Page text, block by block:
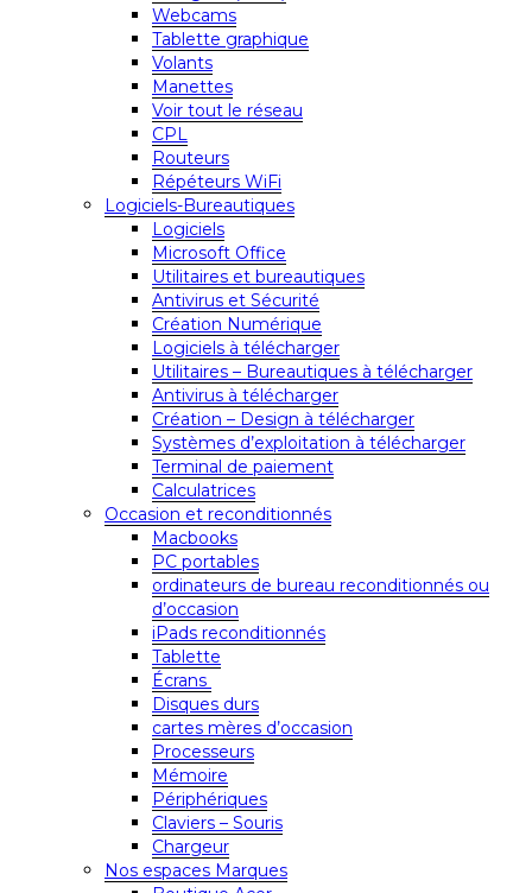
Webcams
Tablette graphique
Volants
Manettes
Voir tout le réseau
CPL
Routeurs
Répéteurs WiFi
Logiciels-Bureautiques
Logiciels
Microsoft Office
Utilitaires et bureautiques
Antivirus et Sécurité
Création Numérique
Logiciels à télécharger
Utilitaires – Bureautiques à télécharger
Antivirus à télécharger
Création – Design à télécharger
Systèmes d’exploitation à télécharger
Terminal de paiement
Calculatrices
Occasion et reconditionnés
Macbooks
PC portables
ordinateurs de bureau reconditionnés ou
d’occasion
iPads reconditionnés
Tablette
Écrans
Disques durs
cartes mères d’occasion
Processeurs
Mémoire
Périphériques
Claviers – Souris
Chargeur
Nos espaces Marques